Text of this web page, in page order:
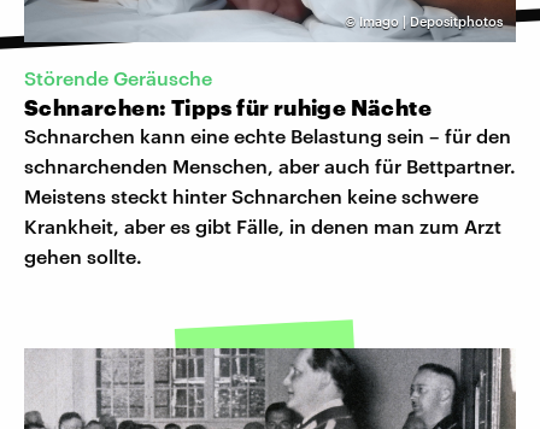
© Imago | Depositphotos
Störende Geräusche
Schnarchen: Tipps für ruhige Nächte
Schnarchen kann eine echte Belastung sein – für den
schnarchenden Menschen, aber auch für Bettpartner.
Meistens steckt hinter Schnarchen keine schwere
Krankheit, aber es gibt Fälle, in denen man zum Arzt
gehen sollte.